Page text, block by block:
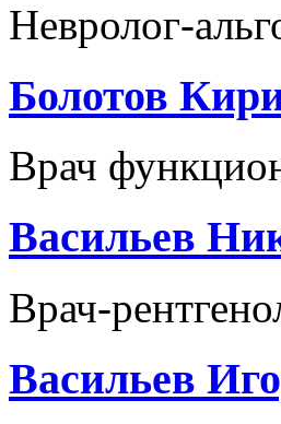
Невролог-
Болотов
Врач
Васильев
Врач-
Васильев